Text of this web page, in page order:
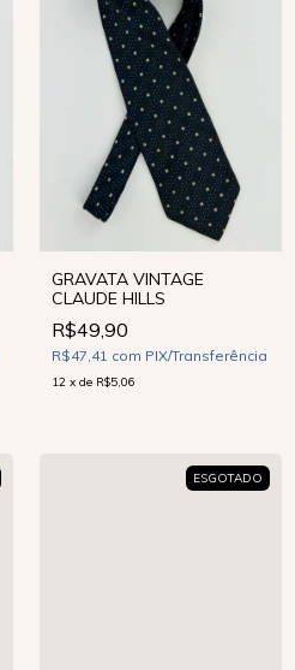
GRAVATA VINTAGE
CLAUDE HILLS
R$49,90
R$47,41 com PIX/Transferência
12 x de R$5,06
ESGOTADO